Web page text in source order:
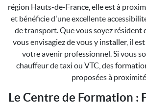
région Hauts-de-France, elle est à
et bénéficie d'une excellente
de transport. Que vous soyez résident
vous envisagiez de vous y installer, il
votre avenir professionnel. Si vous
chauffeur de taxi ou VTC, des
proposées à
Le Centre de Formation :